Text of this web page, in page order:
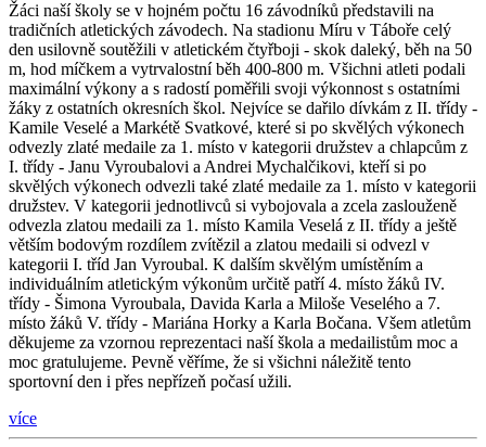
Žáci naší školy se v hojném počtu 16 závodníků představili na
tradičních atletických závodech. Na stadionu Míru v Táboře celý
den usilovně soutěžili v atletickém čtyřboji - skok daleký, běh na 50
m, hod míčkem a vytrvalostní běh 400-800 m. Všichni atleti podali
maximální výkony a s radostí poměřili svoji výkonnost s ostatními
žáky z ostatních okresních škol. Nejvíce se dařilo dívkám z II. třídy -
Kamile Veselé a Markétě Svatkové, které si po skvělých výkonech
odvezly zlaté medaile za 1. místo v kategorii družstev a chlapcům z
I. třídy - Janu Vyroubalovi a Andrei Mychalčikovi, kteří si po
skvělých výkonech odvezli také zlaté medaile za 1. místo v kategorii
družstev. V kategorii jednotlivců si vybojovala a zcela zaslouženě
odvezla zlatou medaili za 1. místo Kamila Veselá z II. třídy a ještě
větším bodovým rozdílem zvítězil a zlatou medaili si odvezl v
kategorii I. tříd Jan Vyroubal. K dalším skvělým umístěním a
individuálním atletickým výkonům určitě patří 4. místo žáků IV.
třídy - Šimona Vyroubala, Davida Karla a Miloše Veselého a 7.
místo žáků V. třídy - Mariána Horky a Karla Bočana. Všem atletům
děkujeme za vzornou reprezentaci naší škola a medailistům moc a
moc gratulujeme. Pevně věříme, že si všichni náležitě tento
sportovní den i přes nepřízeň počasí užili.
více